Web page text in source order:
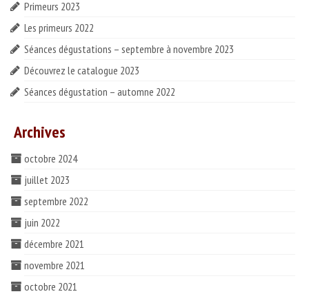
ESPACE PROS
Catalogue des vins HT
Catalogue pro cadeaux fin d’année
Primeurs 2023
Les primeurs 2022
Séances dégustations – septembre à novembre 2023
Découvrez le catalogue 2023
Séances dégustation – automne 2022
Archives
octobre 2024
juillet 2023
septembre 2022
juin 2022
décembre 2021
novembre 2021
octobre 2021